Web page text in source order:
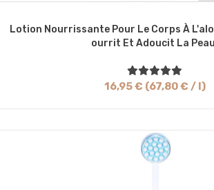
Lotion Nourrissante Pour Le Corps À
Ourrit Et Adoucit La
16,95 € (67,80 € / l)